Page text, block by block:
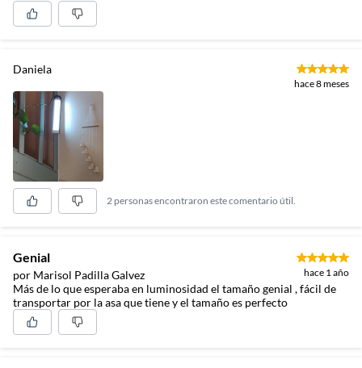
Daniela
hace 8 meses
2 personas encontraron este comentario útil.
Genial
por Marisol Padilla Galvez hace 1 año
Más de lo que esperaba en luminosidad el tamaño genial , fácil de
transportar por la asa que tiene y el tamaño es perfecto